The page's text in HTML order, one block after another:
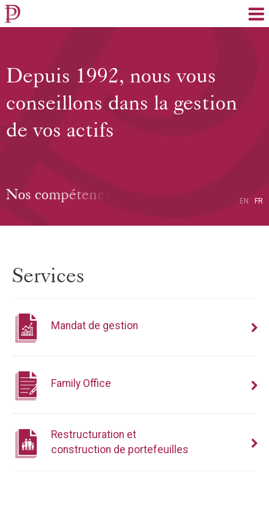
FR
EN
Services
Mandat de gestion
Family Office
Restructuration et
construction de portefeuilles